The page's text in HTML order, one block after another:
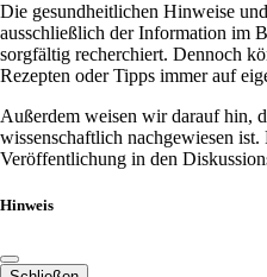
Die gesundheitlichen Hinweise
ausschließlich der Information im
sorgfältig recherchiert. Dennoch
Rezepten oder Tipps immer auf
Außerdem weisen wir darauf hin,
wissenschaftlich nachgewiesen
Veröffentlichung in den
Hinweis